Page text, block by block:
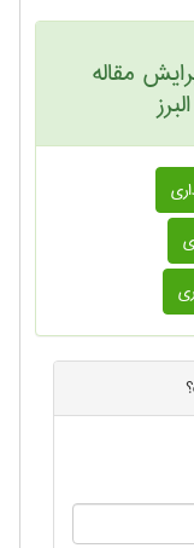
مقاله